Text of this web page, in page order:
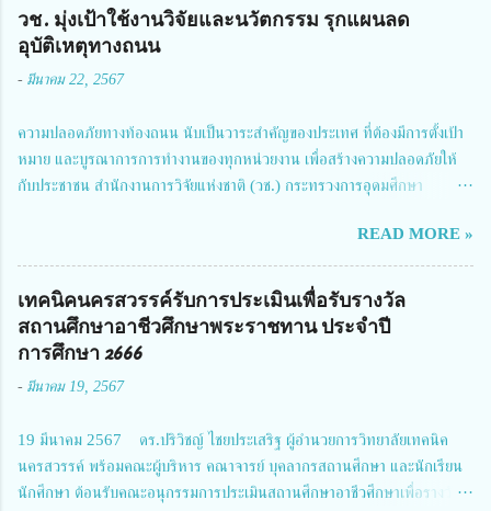
วช. มุ่งเป้าใช้งานวิจัยและนวัตกรรม รุกแผนลด
อุบัติเหตุทางถนน
- มีนาคม 22, 2567
ความปลอดภัยทางท้องถนน นับเป็นวาระสำคัญของประเทศ ที่ต้องมีการตั้งเป้า
หมาย และบูรณาการการทำงานของทุกหน่วยงาน เพื่อสร้างความปลอดภัยให้
กับประชาชน สำนักงานการวิจัยแห่งชาติ (วช.) กระทรวงการอุดมศึกษา
สมาคมวิศวกรรมชีวการแพทย์ไทย จัดการประชุมเผยแพร่ผลการดำเนินงาน
โครงการการวิจัยเชิงปฏิบัติการโดยบูรณาการทุกภาคส่วน เพื่อลดอุบัติเหตุและ
การเสียชีวิตให้สอดคล้องกับเป้าหมายแผนแม่บทฉบับที่ 5 ในวันที่ 22 มีนาคม
2567 โดยมี ดร.วิภารัตน์ ดีอ่อง ผู้อำนวยการสำนักงานการวิจัยแห่งชาติ เป็น
ประธานในพิธีเปิดพร้อมให้นโยบายการผลักดันงานวิจัยเพื่อความปลอดภัยทาง
การประชุมในครั้งนี้ นางสาวสตตกมล เกียรติพานิช ผู้อำนวยการกองบริหารทุน
Richmond Stylish Convention Hotel จังหวัดนนทบุรี ดร.วิภารัตน์ ดีอ่อง
ผู้อำนวยการสำนักงานการวิจัยแห่งชาติ กล่าวว่า วช. ในฐานะหน่วยงานบริหาร
จัดการทุนวิจัยและนวัตกรรมได้เล็งเห็นถึงความสำคัญของกา...
READ MORE »
เทคนิคนครสวรรค์รับการประเมินเพื่อรับรางวัล
สถานศึกษาอาชีวศึกษาพระราชทาน ประจำปี
การศึกษา 2666
- มีนาคม 19, 2567
19 มีนาคม 2567 ดร.ปริวิชญ์ ไชยประเสริฐ ผู้อำนวยการวิทยาลัยเทคนิค
นครสวรรค์ พร้อมคณะผู้บริหาร คณาจารย์ บุคลากรสถานศึกษา และนักเรียน
นักศึกษา ต้อนรับคณะอนุกรรมการประเมินสถานศึกษาอาชีวศึกษาเพื่อรางวัล